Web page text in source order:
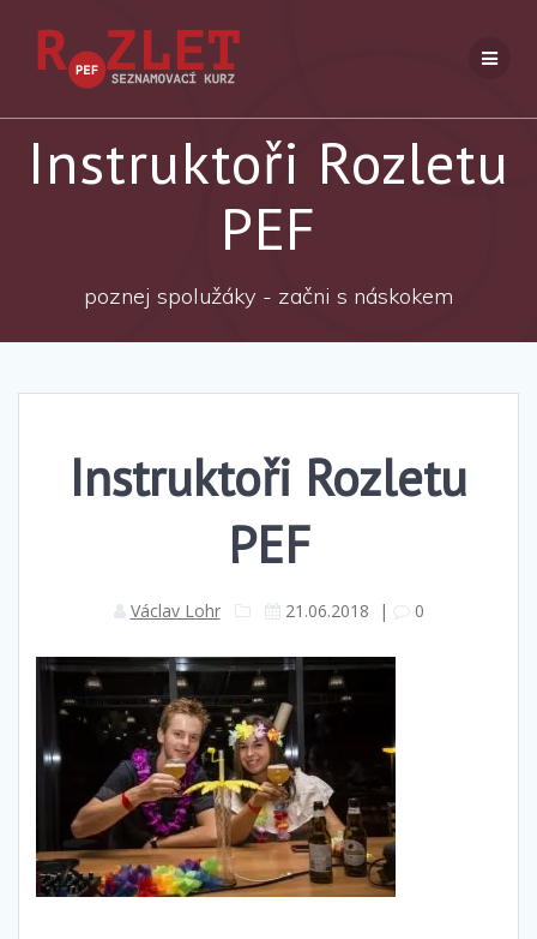
Instruktoři Rozletu
PEF
poznej spolužáky - začni s náskokem
Instruktoři Rozletu
PEF
Václav Lohr 21.06.2018 | 0